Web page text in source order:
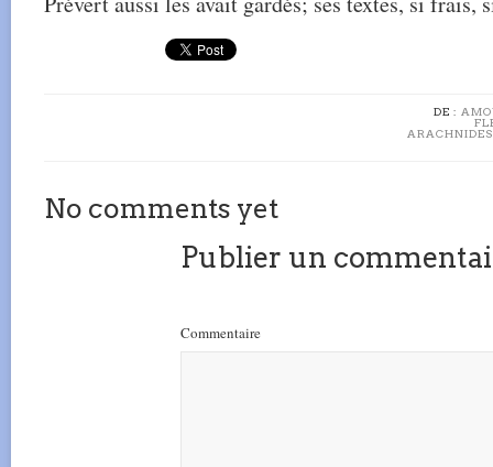
DE :
No comments yet
Publier un
Commentaire